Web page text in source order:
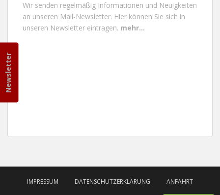
Newsletter
Wir senden regelmäßig Informationen und Neuigkeiten
an unseren Mail-Newsletter. Hier können Sie sich in
unseren Newsletter eintragen. mehr...
IMPRESSUM DATENSCHUTZERKLÄRUNG ANFAHRT